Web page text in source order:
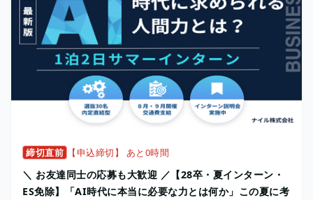
締切直前 【申込締切】 あと0時間
＼ お友達同士の応募も大歓迎 ／【28卒・夏インターン・
ES免除】「AI時代に本当に必要な力とは何か」この夏に考